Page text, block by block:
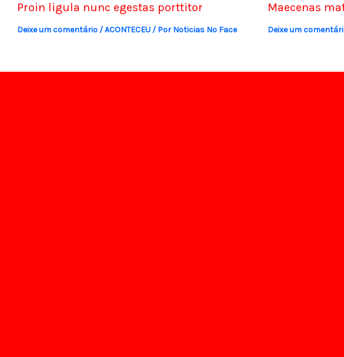
Proin ligula nunc egestas porttitor
Deixe um comentário /ACONTECEU/ Por Noticias No Face
Maecenas
Deixe um